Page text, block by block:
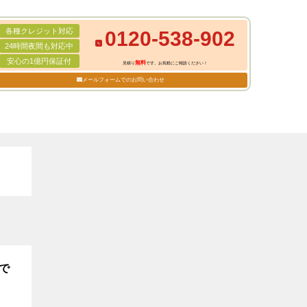
各種クレジット対応
24時間夜間も対応中
安心の1億円保証付
0120-538-902
見積り無料です。お気軽にご相談ください！
メールフォームでのお問い合わせ